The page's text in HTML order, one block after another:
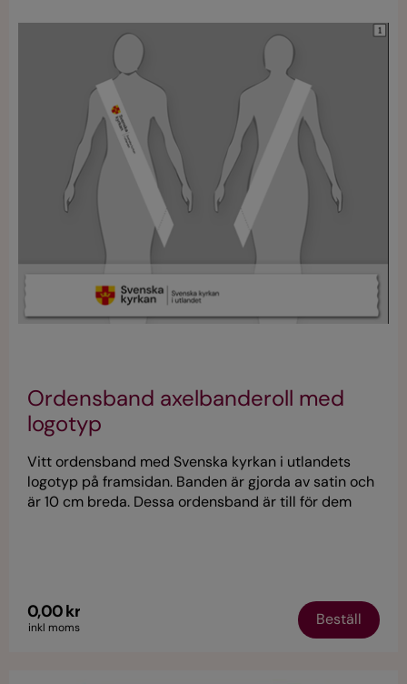
Ordensband axelbanderoll med
logotyp
Vitt ordensband med Svenska kyrkan i utlandets
logotyp på framsidan. Banden är gjorda av satin och
är 10 cm breda. Dessa ordensband är till för dem
0,00 kr
inkl moms Beställ